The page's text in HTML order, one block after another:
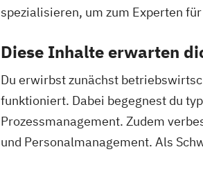
spezialisieren, um zum Experten
Diese Inhalte erwarten
Du erwirbst zunächst
funktioniert. Dabei begegnest du
Prozessmanagement. Zudem
und Personalmanagement. Als